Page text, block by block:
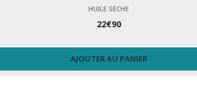
HUILE SÈCHE
22€90
AJOUTER AU PANIER